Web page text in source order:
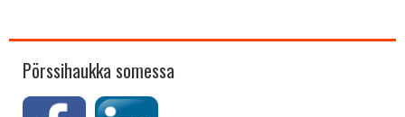
Pörssihaukka somessa